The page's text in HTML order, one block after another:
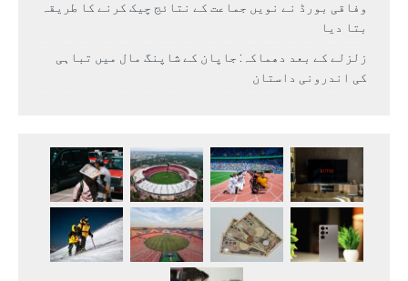
وفاقی بورڈ نے نویں جماعت کے نتائج چیک کرنے کا طریقہ
بتا دیا
زلزلے کے بعد دھماکہ: جاپان کے شاپنگ مال میں تباہی
کی اندرونی داستان